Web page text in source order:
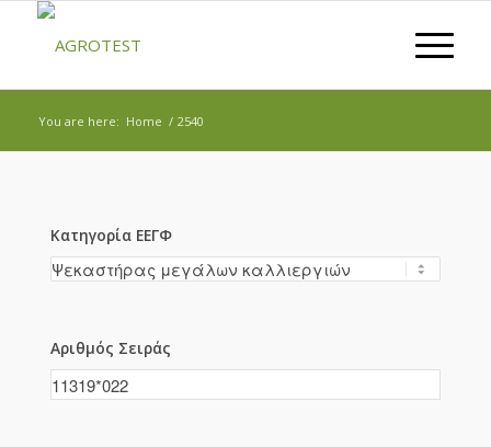
You are here: Home / 2540
Κατηγορία ΕΕΓΦ
Αριθμός Σειράς